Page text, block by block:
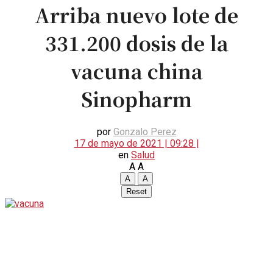
Arriba nuevo lote de
331.200 dosis de la
vacuna china
Sinopharm
por Gonzalo Perez
17 de mayo de 2021 | 09:28 |
en Salud
A A
A
A
Reset